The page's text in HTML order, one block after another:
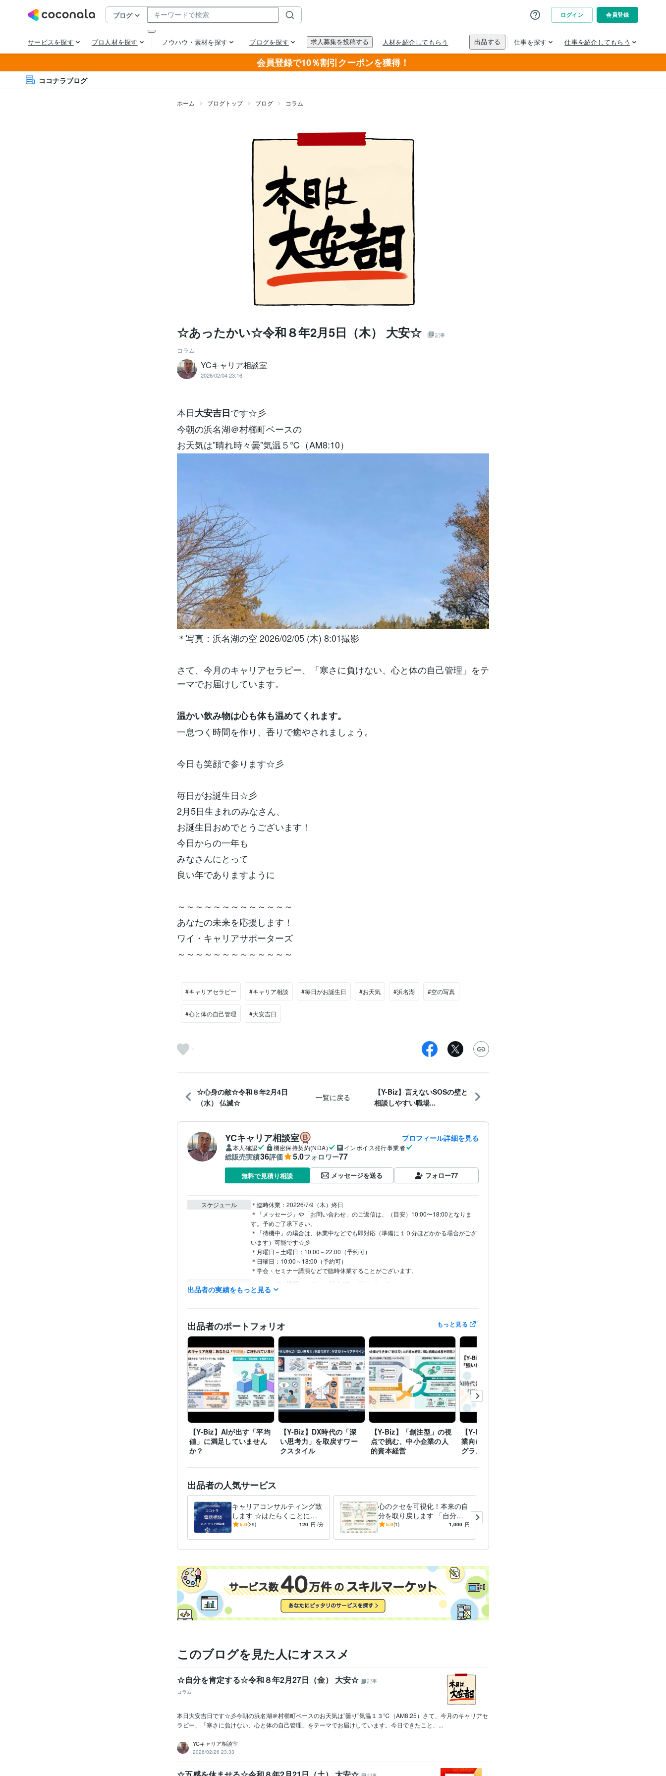
会員登録で10％割引クーポンを獲得！
ココナラブログ
ホーム ブログトップ ブログ コラム
☆あったかい☆令和８年2月5日（木） 大安☆ 記事
コラム
YCキャリア相談室
2026/02/04 23:16
本日大安吉日です☆彡
今朝の浜名湖＠村櫛町ベースの
お天気は”晴れ時々曇”気温５℃（AM8:10）
＊写真：浜名湖の空 2026/02/05 (木) 8:01撮影
さて、今月のキャリアセラピー、「寒さに負けない、心と体の自己管理」をテ
ーマでお届けしています。
温かい飲み物は心も体も温めてくれます。
一息つく時間を作り、香りで癒やされましょう。
今日も笑顔で参ります☆彡
毎日がお誕生日☆彡
2月5日生まれのみなさん、
お誕生日おめでとうございます！
今日からの一年も
みなさんにとって
良い年でありますように
～～～～～～～～～～～～～
あなたの未来を応援します！
ワイ・キャリアサポーターズ
～～～～～～～～～～～～～
#キャリアセラピー #キャリア相談 #毎日がお誕生日 #お天気 #浜名湖 #空の写真
#心と体の自己管理 #大安吉日
1
☆心身の敵☆令和８年2月4日
（水） 仏滅☆
一覧に戻る
【Y-Biz】言えないSOSの壁と
相談しやすい職場...
YCキャリア相談室 プロフィール詳細を見る
本人確認 機密保持契約(NDA) インボイス発行事業者
総販売実績36評価 5.0フォロワー77
無料で見積り相談 メッセージを送る フォロー77
スケジュール
＊臨時休業：20226/7/9（木）終日
＊「メッセージ」や「お問い合わせ」のご返信は、（目安）10:00〜18:00となりま
す。予めご了承下さい。
＊「待機中」の場合は、休業中などでも即対応（準備に１０分ほどかかる場合がござ
います）可能です☆彡
＊月曜日～土曜日：10:00～22:00（予約可）
＊日曜日：10:00～18:00（予約可）
＊学会・セミナー講演などで臨時休業することがございます。
経験職種 エンジニア / 情報システム・社内SE 経験年数 : 5年
ゲーム / ゲームプロデューサー・ディレクター・プランナー
研究・開発・設計 / 電気・電子制御設計
株式会社ナムコ 1980年6月 ~ 1985年2月
1988年3月
~ 1990年2月 1990年3月 ~ 1991年2月 1991年3月 ~ 2005年2月 2005年3月 ~
2008年2月
株式会社バンダイナムコホールディングス 2008年3月 ~ 2014年2月
ワイ・キャリアサポーターズ 2014年3月 ~ 現在
資格・検定 キャリアコンサルタント 取得年 : 2018年
キャリア・デベロップメント・アドバイザー（CDA） 取得年 : 2018年
昇降機検査資格者
プログラミング言
語・フレームワーク
C:5年C++:5年HTML:20年Java:10年JavaScript:10年PHP:5年PL/SQL:3年
SQL:3年
VBA:10年Visual Basic:10年
ティブツール
Numbers:10年
Google Analytics:5年Microsoft Project:4年ChatGPT:2年Bard:1年
Adobe Photoshop:5年Adobe Illustrator:3年AutoCAD:5年
その他ツール ジョブカード:7年
得意分野 悩み相談・カウンセリング キャリアカウンセリング・コンサルティング ジョブ
クラフティング・コーチ
日本工業大学 1976年3月 ~ 1980年2月
出品者の実績をもっと見る
出品者のポートフォリオ もっと見る
【Y-Biz】AIが出す「平均
値」に満足していません
か？
【Y-Biz】DX時代の「深
い思考力」を取戻すワー
クスタイル
【Y-Biz】「創注型」の視
点で挑む、中小企業の人
的資本経営
【Y-Biz】AI時代の中小企
業向け新・人財育成プロ
グラム
出品者の人気サービス
キャリアコンサルティング致
します ☆はたらくことにつ
いての相談相手☆
5.0(29) 120 円 /分
心のクセを可視化！本来の自
分を取り戻します 「自分を
変えたい」焦りを卒業し、自
5.0(1) 1,000 円
このブログを見た人にオススメ
☆自分を肯定する☆令和８年2月27日（金） 大安☆
記事
コラム
本日大安吉日です☆彡今朝の浜名湖＠村櫛町ベースのお天気は”曇り”気温１３℃（AM8:25）さて、今月のキャリアセ
ラピー、「寒さに負けない、心と体の自己管理」をテーマでお届けしています。今日できたこと、...
YCキャリア相談室
2026/02/26 23:33